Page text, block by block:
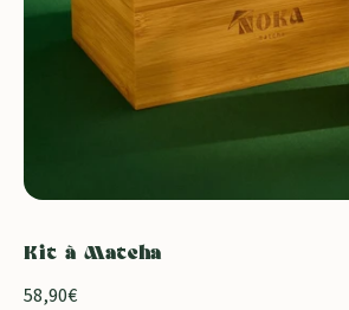
Kit à Matcha
58,90€